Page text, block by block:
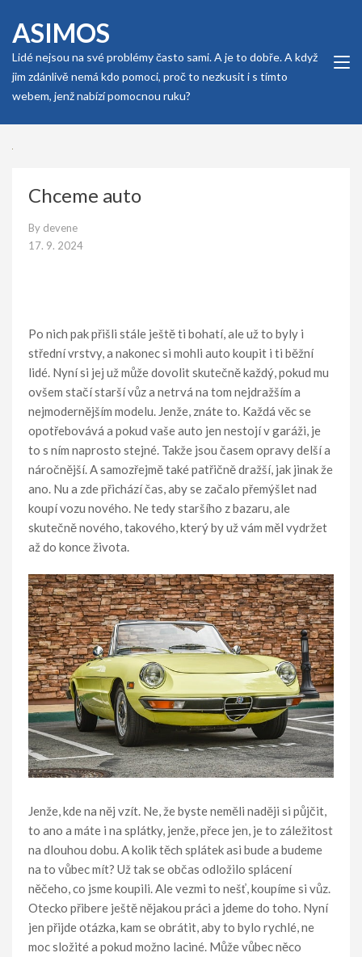
content
Enter)
ASIMOS
Lidé nejsou na své problémy často sami. A je to dobře. A když
jim zdánlivě nemá kdo pomoci, proč to nezkusit i s tímto
webem, jenž nabízí pomocnou ruku?
Chceme auto
By devene
17. 9. 2024
Po nich pak přišli stále ještě ti bohatí, ale už to byly i
střední vrstvy, a nakonec si mohli auto koupit i ti běžní
lidé. Nyní si jej už může dovolit skutečně každý, pokud mu
ovšem stačí starší vůz a netrvá na tom nejdražším a
nejmodernějším modelu. Jenže, znáte to. Každá věc se
opotřebovává a pokud vaše auto jen nestojí v garáži, je
to s ním naprosto stejné. Takže jsou časem opravy delší a
náročnější. A samozřejmě také patřičně dražší, jak jinak že
ano. Nu a zde přichází čas, aby se začalo přemýšlet nad
koupí vozu nového. Ne tedy staršího z bazaru, ale
skutečně nového, takového, který by už vám měl vydržet
až do konce života.
Jenže, kde na něj vzít. Ne, že byste neměli naději si půjčit,
to ano a máte i na splátky, jenže, přece jen, je to záležitost
na dlouhou dobu. A kolik těch splátek asi bude a budeme
na to vůbec mít? Už tak se občas odložilo splácení
něčeho, co jsme koupili. Ale vezmi to nešť, koupíme si vůz.
Otecko přibere ještě nějakou práci a jdeme do toho. Nyní
jen přijde otázka, kam se obrátit, aby to bylo rychlé, ne
moc složité a pokud možno laciné. Může vůbec něco